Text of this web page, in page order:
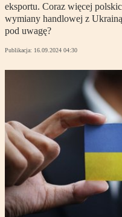
eksportu. Coraz więcej
wymiany handlowej z
pod uwagę?
Publikacja: 16.09.2024 04:30